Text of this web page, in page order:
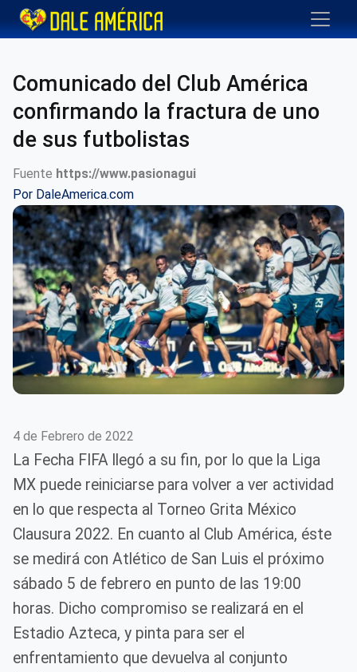
Comunicado del Club América
confirmando la fractura de uno
de sus futbolistas
Fuente https://www.pasionagui
Por DaleAmerica.com
4 de Febrero de 2022
La Fecha FIFA llegó a su fin, por lo que la Liga
MX puede reiniciarse para volver a ver actividad
en lo que respecta al Torneo Grita México
Clausura 2022. En cuanto al Club América, éste
se medirá con Atlético de San Luis el próximo
sábado 5 de febrero en punto de las 19:00
horas. Dicho compromiso se realizará en el
Estadio Azteca, y pinta para ser el
enfrentamiento que devuelva al conjunto